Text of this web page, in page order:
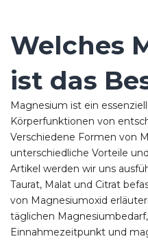
Welches
ist das
Magnesium ist ein
Körperfunktionen von
Verschiedene Formen von
unterschiedliche Vorteile
Artikel werden wir uns
Taurat, Malat und Citrat
von Magnesiumoxid
täglichen
Einnahmezeitpunkt und